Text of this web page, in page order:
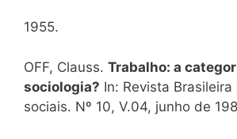
1955.
OFF, Clauss. Trabalho: a
sociologia? In: Revista
sociais. Nº 10, V.04, junho de